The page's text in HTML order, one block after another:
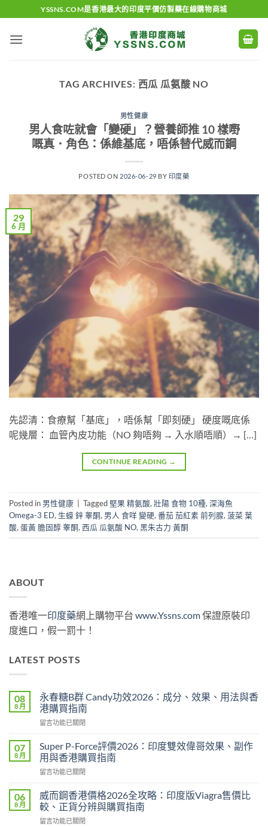
to
content
YSSNS.COM是香港最大的印度平價仿製藥在線購物商城
TAG ARCHIVES: 西瓜 瓜氨酸 NO
男性健康
男人食咗就會「變硬」？營養師推 10 樣嘢
嘅真．角色：係維基底，唔係替代威而鋼
POSTED ON 2026-06-29 BY 印度藥
29
6 月
先認清：食療幫「基底」，唔係幫「即刻硬」 硬度嘅底係
呢幾層： 血管內皮功能（NO 夠唔夠 → 入水順唔順）→ […]
CONTINUE READING →
Posted in 男性健康 Tagged 堅果 精氨酸, 壯陽 食物 10種, 深海魚
Omega-3 ED, 生蠔 鋅 睾酮, 男人 食咩 變硬, 番茄 茄紅素 前列腺, 菠菜 葉
酸, 蛋黃 膽固醇 睾酮, 西瓜 瓜氨酸 NO, 黑朱古力 黃酮
ABOUT
香港唯一印度藥網上購物平台 www.Yssns.com保證原裝印
度進口，假一罰十！
LATEST POSTS
08
8 月
永春糖B群 Candy功效2026：成分、效果、用法與香
港購買指南
在
春
糖
B
群
功
效
2026：
成
留言功能已關閉
07
8 月
Super P-Force評價2026：印度雙效偉哥效果、副作
用與香港購買指南
在
P-
Force
評
價
留言功能已關閉
06
8 月
威而鋼香港價格2026全攻略：印度版Viagra售價比
較、正貨分辨與購買指南
在
留言功能已關閉